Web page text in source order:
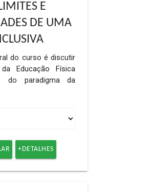
E
DE UMA
do curso é discutir
Educação Física
do paradigma da
+DETALHES